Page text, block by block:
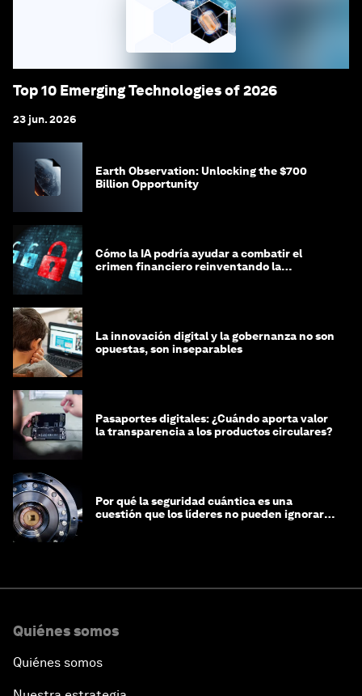
Top 10 Emerging Technologies of 2026
23 jun. 2026
Earth Observation: Unlocking the $700
Billion Opportunity
Cómo la IA podría ayudar a combatir el
crimen financiero reinventando la
La innovación digital y la gobernanza no son
opuestas, son inseparables
Pasaportes digitales: ¿Cuándo aporta valor
la transparencia a los productos circulares?
Por qué la seguridad cuántica es una
cuestión que los líderes no pueden ignorar
Quiénes somos
Quiénes somos